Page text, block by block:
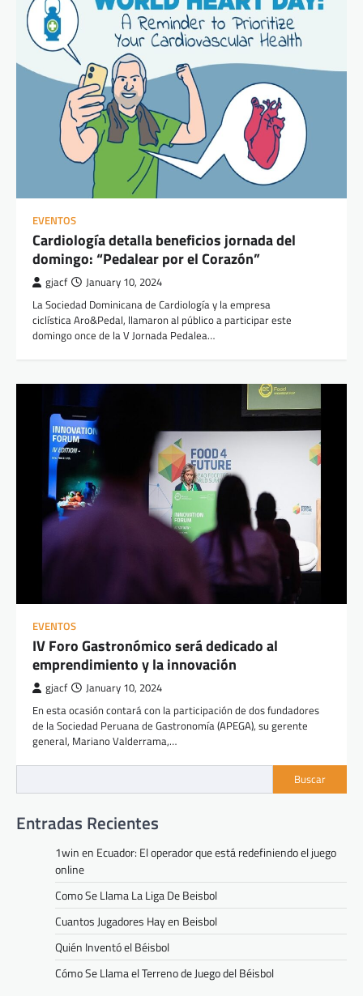
EVENTOS
Cardiología detalla beneficios jornada del
domingo: “Pedalear por el Corazón”
gjacf January 10, 2024
La Sociedad Dominicana de Cardiología y la empresa
ciclística Aro&Pedal, llamaron al público a participar este
domingo once de la V Jornada Pedalea…
EVENTOS
IV Foro Gastronómico será dedicado al
emprendimiento y la innovación
gjacf January 10, 2024
En esta ocasión contará con la participación de dos fundadores
de la Sociedad Peruana de Gastronomía (APEGA), su gerente
general, Mariano Valderrama,…
Buscar
Entradas Recientes
1win en Ecuador: El operador que está redefiniendo el juego
online
Como Se Llama La Liga De Beisbol
Cuantos Jugadores Hay en Beisbol
Quién Inventó el Béisbol
Cómo Se Llama el Terreno de Juego del Béisbol